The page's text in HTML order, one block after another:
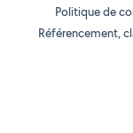
Politique de
Référencement,